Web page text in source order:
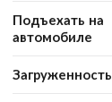
Подъехать на
автомобиле
Загруженность